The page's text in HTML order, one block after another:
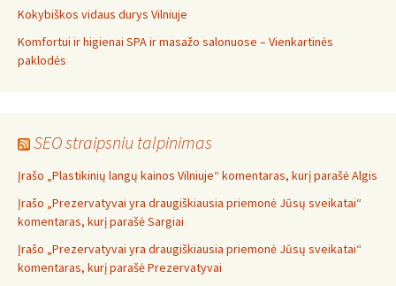
Kokybiškos vidaus durys Vilniuje
Komfortui ir higienai SPA ir masažo salonuose – Vienkartinės
paklodės
SEO straipsniu talpinimas
Įrašo „Plastikinių langų kainos Vilniuje“ komentaras, kurį parašė Algis
Įrašo „Prezervatyvai yra draugiškiausia priemonė Jūsų sveikatai“
komentaras, kurį parašė Sargiai
Įrašo „Prezervatyvai yra draugiškiausia priemonė Jūsų sveikatai“
komentaras, kurį parašė Prezervatyvai